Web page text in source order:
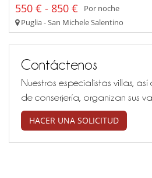
550 € - 850 €
Por noche
Puglia - San Michele Salentino
Contáctenos
Nuestros especialistas villas,
de conserjería, organizan sus
HACER UNA SOLICITUD